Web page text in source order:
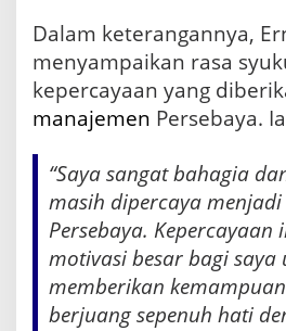
Dalam keterangannya,
menyampaikan rasa
kepercayaan yang
manajemen Persebaya.
“Saya sangat bahagia
masih dipercaya
Persebaya.
motivasi besar bagi saya
memberikan kemampuan
berjuang sepenuh hati